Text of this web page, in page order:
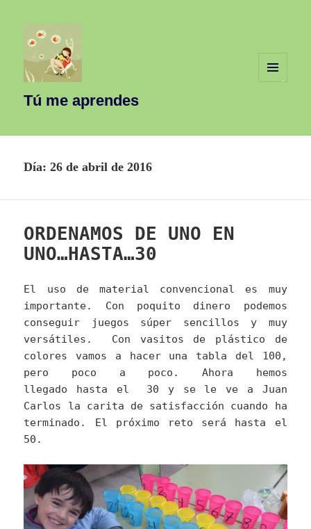
Tú me aprendes
Día:26 de abril de 2016
ORDENAMOS DE UNO EN
UNO…HASTA…30
El uso de material convencional es muy
importante. Con poquito dinero podemos
conseguir juegos súper sencillos y muy
versátiles. Con vasitos de plástico de
colores vamos a hacer una tabla del 100,
pero poco a poco. Ahora hemos
llegado hasta el 30 y se le ve a Juan
Carlos la carita de satisfacción cuando ha
terminado. El próximo reto será hasta el
50.